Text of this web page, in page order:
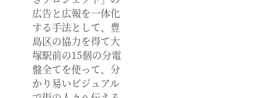
広告と広報を一体化
する手法として、豊
島区の協力を得て大
塚駅前の15個の分電
盤全てを使って、分
かり易いビジュアル